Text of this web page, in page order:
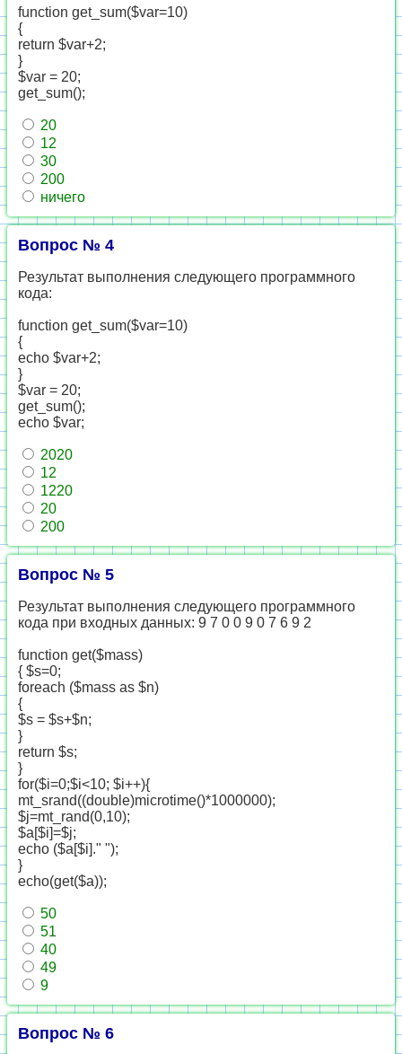
function get_sum($var=10)
{
return $var+2;
}
$var = 20;
get_sum();
20
12
30
200
ничего
Вопрос № 4
Результат выполнения следующего программного
кода:
function get_sum($var=10)
{
echo $var+2;
}
$var = 20;
get_sum();
echo $var;
2020
12
1220
20
200
Вопрос № 5
Результат выполнения следующего программного
кода при входных данных: 9 7 0 0 9 0 7 6 9 2
function get($mass)
{ $s=0;
foreach ($mass as $n)
{
$s = $s+$n;
}
return $s;
}
for($i=0;$i<10; $i++){
mt_srand((double)microtime()*1000000);
$j=mt_rand(0,10);
$a[$i]=$j;
echo ($a[$i]." ");
}
echo(get($a));
50
51
40
49
9
Вопрос № 6